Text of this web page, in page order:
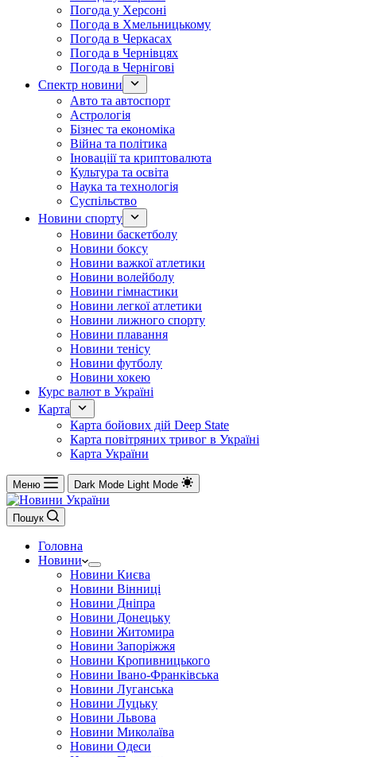
Погода у Херсоні
Погода в Хмельницькому
Погода в Черкасах
Погода в Чернівцях
Погода в Чернігові
Спектр новини
Авто та автоспорт
Астрологія
Бізнес та економіка
Війна та політика
Іноваціії та криптовалюта
Культура та освіта
Наука та технологія
Суспільство
Новини спорту
Новини баскетболу
Новини боксу
Новини важкої атлетики
Новини волейболу
Новини гімнастики
Новини легкої атлетики
Новини лижного спорту
Новини плавання
Новини тенісу
Новини футболу
Новини хокею
Курс валют в Україні
Карта
Карта бойових дій Deep State
Карта повітряних тривог в Україні
Карта України
Меню Dark Mode Light Mode
Пошук
Головна
Новини
Новини Києва
Новини Вінниці
Новини Дніпра
Новини Донецьку
Новини Житомира
Новини Запоріжжя
Новини Кропивницького
Новини Івано-Франківська
Новини Луганська
Новини Луцьку
Новини Львова
Новини Миколаїва
Новини Одеси